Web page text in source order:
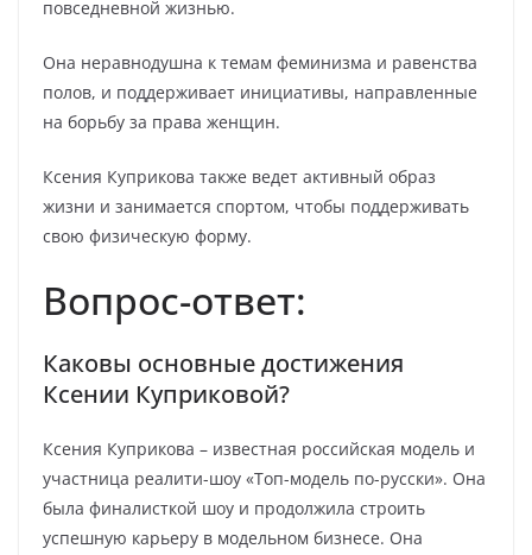
повседневной жизнью.
Она неравнодушна к темам феминизма и равенства
полов, и поддерживает инициативы, направленные
на борьбу за права женщин.
Ксения Куприкова также ведет активный образ
жизни и занимается спортом, чтобы поддерживать
свою физическую форму.
Вопрос-ответ:
Каковы основные достижения
Ксении Куприковой?
Ксения Куприкова – известная российская модель и
участница реалити-шоу «Топ-модель по-русски». Она
была финалисткой шоу и продолжила строить
успешную карьеру в модельном бизнесе. Она